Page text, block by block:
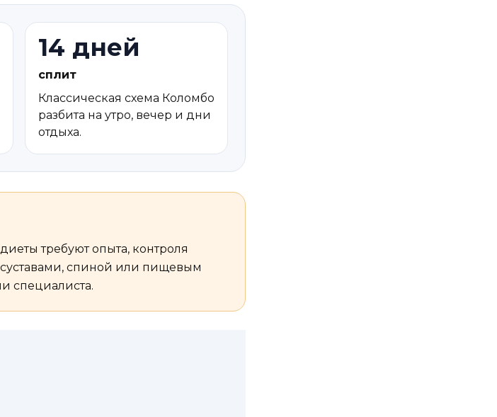
14 дней
сплит
Классическая схема Коломбо
разбита на утро, вечер и дни
отдыха.
требуют опыта, контроля
спиной или пищевым
специалиста.